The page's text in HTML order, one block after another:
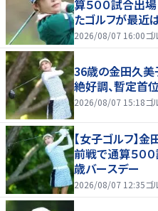
算５００試合出
たゴルフが最近
たいな」
2026/08/07 16:00ゴ
36歳の金田久美
絶好調、暫定首
2026/08/07 15:18ゴ
【女子ゴルフ】
前戦で通算５０
歳バースデー
2026/08/07 12:35ゴ